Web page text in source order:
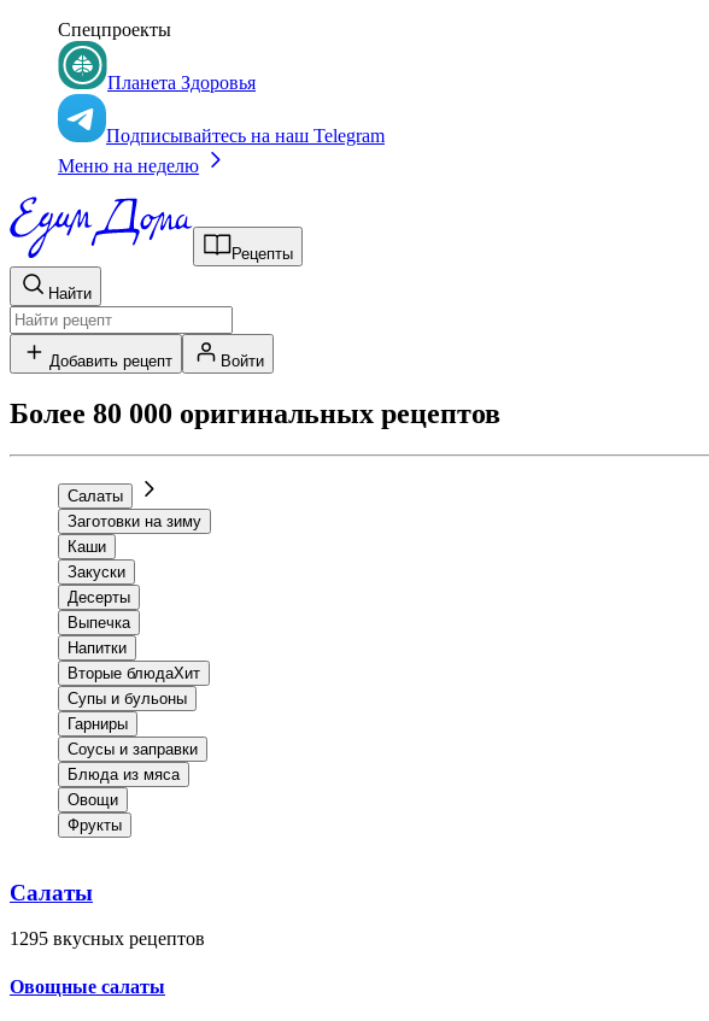
Спецпроекты
Планета Здоровья
Подписывайтесь на наш Telegram
Меню на неделю
Рецепты
Найти
Добавить рецепт Войти
Более 80 000 оригинальных рецептов
Салаты
Заготовки на зиму
Каши
Закуски
Десерты
Выпечка
Напитки
Вторые блюдаХит
Супы и бульоны
Гарниры
Соусы и заправки
Блюда из мяса
Овощи
Фрукты
Салаты
1295 вкусных рецептов
Овощные салаты